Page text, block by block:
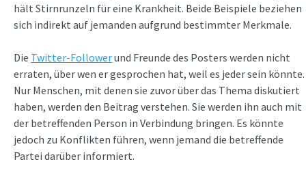
hält Stirnrunzeln für eine Krankheit. Beide Beispiele beziehen
sich indirekt auf jemanden aufgrund bestimmter Merkmale.
Die Twitter-Followerund Freunde des Posters werden nicht
erraten, über wen er gesprochen hat, weil es jeder sein könnte.
Nur Menschen, mit denen sie zuvor über das Thema diskutiert
haben, werden den Beitrag verstehen. Sie werden ihn auch mit
der betreffenden Person in Verbindung bringen. Es könnte
jedoch zu Konflikten führen, wenn jemand die betreffende
Partei darüber informiert.